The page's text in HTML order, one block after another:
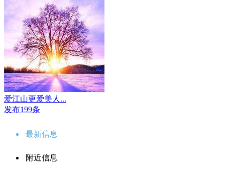
爱江山更爱美人...
发布199条
最新信息
附近信息